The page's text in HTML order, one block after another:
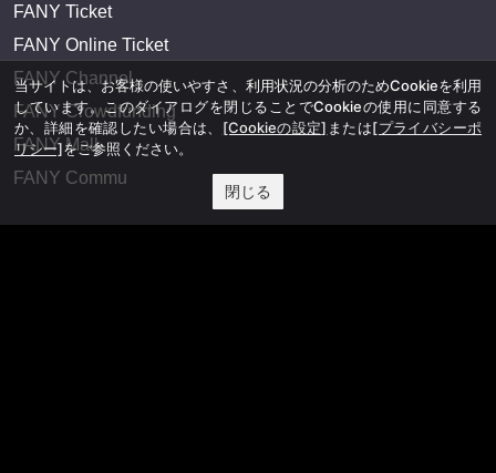
FANY Ticket
FANY Online Ticket
FANY Channel
FANY Crowdfunding
FANY Mall
FANY Commu
当サイトは、お客様の使いやすさ、利用状況の分析のためCookieを利用
しています。このダイアログを閉じることでCookieの使用に同意する
か、詳細を確認したい場合は、 [Cookieの設定] または[プライバシーポ
リシー]をご参照ください。
閉じる